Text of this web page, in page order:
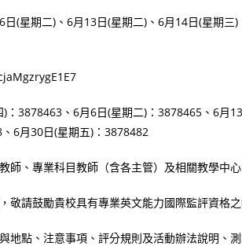
(星期二)、6月13日(星期二)、6月14日(星期
3878463、6月6日(星期二)：3878465、6月
6月30日(星期五)：3878482
師、專業科目教師（含各主管）及相關教學中
敬請鼓勵貴校具有專業英文能力國際監評資格
地點、注意事項、評分規則及活動辦法說明、